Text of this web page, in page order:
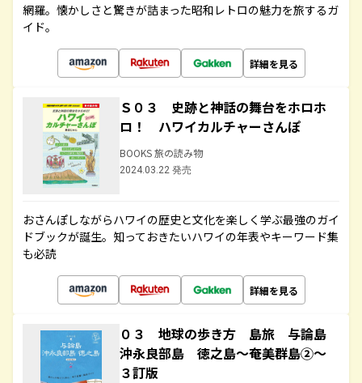
網羅。懐かしさと驚きが詰まった昭和レトロの魅力を旅するガ
イド。
詳細を見る
Ｓ０３ 史跡と神話の舞台をホロホ
ロ！ ハワイカルチャーさんぽ
BOOKS 旅の読み物
2024.03.22 発売
おさんぽしながらハワイの歴史と文化を楽しく学ぶ最強のガイ
ドブックが誕生。知っておきたいハワイの年表やキーワード集
も必読
詳細を見る
０３ 地球の歩き方 島旅 与論島
沖永良部島 徳之島～奄美群島②～
３訂版